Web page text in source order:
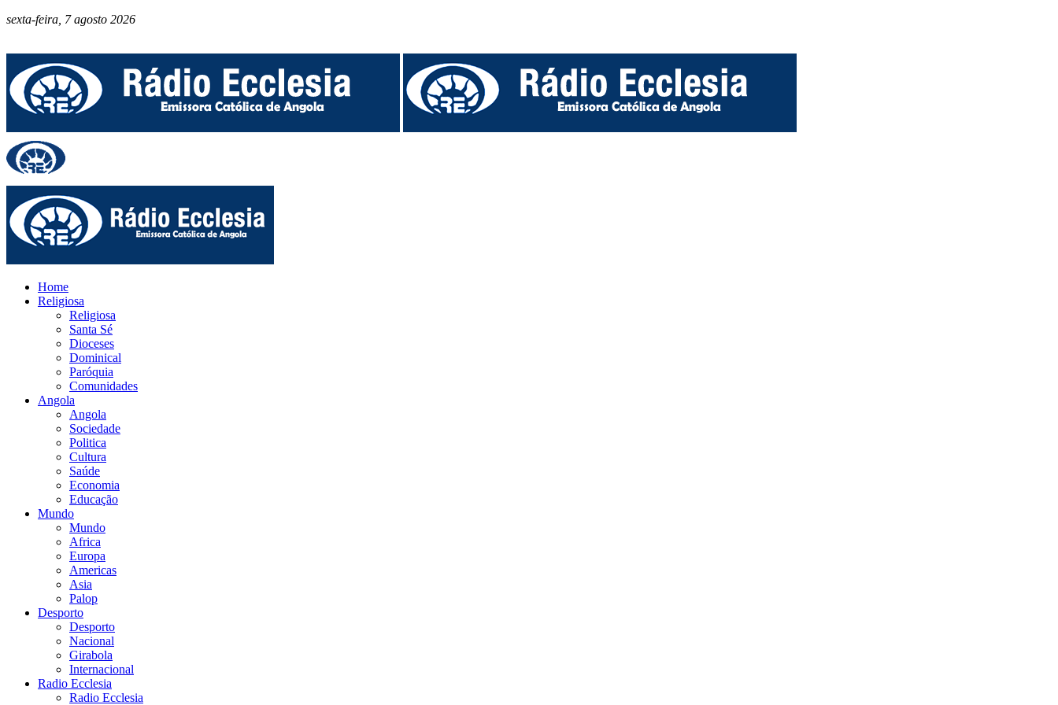
sexta-feira, 7 agosto 2026
Home
Religiosa
Religiosa
Santa Sé
Dioceses
Dominical
Paróquia
Comunidades
Angola
Angola
Sociedade
Politica
Cultura
Saúde
Economia
Educação
Mundo
Mundo
Africa
Europa
Americas
Asia
Palop
Desporto
Desporto
Nacional
Girabola
Internacional
Radio Ecclesia
Radio Ecclesia